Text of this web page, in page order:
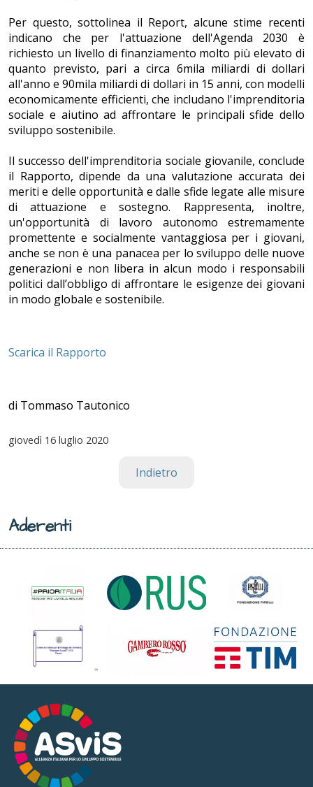
Per questo, sottolinea il Report, alcune stime recenti
indicano che per l'attuazione dell'Agenda 2030 è
richiesto un livello di finanziamento molto più elevato di
quanto previsto, pari a circa 6mila miliardi di dollari
all'anno e 90mila miliardi di dollari in 15 anni, con modelli
economicamente efficienti, che includano l'imprenditoria
sociale e aiutino ad affrontare le principali sfide dello
sviluppo sostenibile.
Il successo dell'imprenditoria sociale giovanile, conclude
il Rapporto, dipende da una valutazione accurata dei
meriti e delle opportunità e dalle sfide legate alle misure
di attuazione e sostegno. Rappresenta, inoltre,
un'opportunità di lavoro autonomo estremamente
promettente e socialmente vantaggiosa per i giovani,
anche se non è una panacea per lo sviluppo delle nuove
generazioni e non libera in alcun modo i responsabili
politici dall’obbligo di affrontare le esigenze dei giovani
in modo globale e sostenibile.
Scarica il Rapporto
di Tommaso Tautonico
giovedì 16 luglio 2020
Indietro
Aderenti